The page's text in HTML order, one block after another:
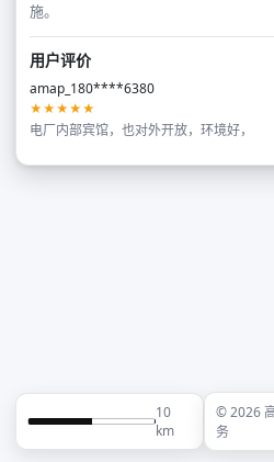
施。
用户评价
amap_180****6380
★★★★★
电厂内部宾馆，也对外开放，环境好，
10
km
© 2026
务